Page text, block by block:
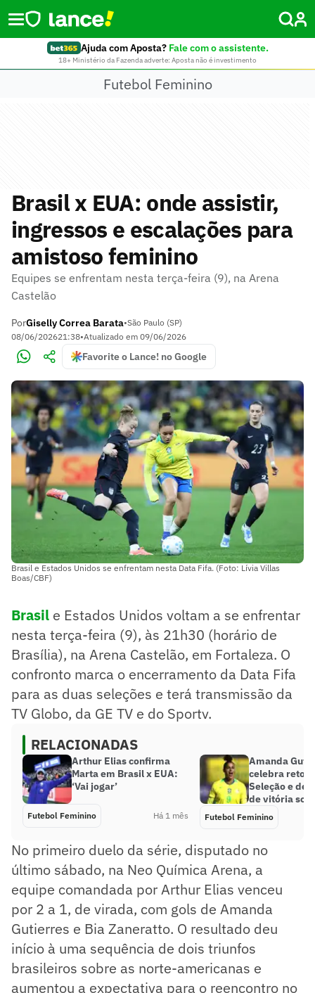
Ajuda com Aposta? Fale com o assistente.
18+ Ministério da Fazenda adverte: Aposta não é investimento
Futebol Feminino
Brasil x EUA: onde assistir,
ingressos e escalações para
amistoso feminino
Equipes se enfrentam nesta terça-feira (9), na Arena
Castelão
PorGiselly Correa Barata•São Paulo (SP)
08/06/202621:38•Atualizado em 09/06/2026
Favorite o Lance! no Google
Brasil e Estados Unidos se enfrentam nesta Data Fifa. (Foto: Lívia Villas
Boas/CBF)
Brasil e Estados Unidos voltam a se enfrentar
nesta terça-feira (9), às 21h30 (horário de
Brasília), na Arena Castelão, em Fortaleza. O
confronto marca o encerramento da Data Fifa
para as duas seleções e terá transmissão da
TV Globo, da GE TV e do Sportv.
RELACIONADAS
Arthur Elias confirma
Marta em Brasil x EUA:
‘Vai jogar’
Futebol Feminino Há 1 mês
Amanda
celebra
Seleção e
de vitória
Futebol Feminino
No primeiro duelo da série, disputado no
último sábado, na Neo Química Arena, a
equipe comandada por Arthur Elias venceu
por 2 a 1, de virada, com gols de Amanda
Gutierres e Bia Zaneratto. O resultado deu
início à uma sequência de dois triunfos
brasileiros sobre as norte-americanas e
aumentou a expectativa para o reencontro no